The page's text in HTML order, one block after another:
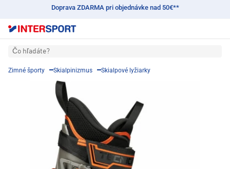
Doprava ZDARMA pri objednávke nad 50€**
Čo hľadáte?
Zimné športy Skialpinizmus Skialpové lyžiarky